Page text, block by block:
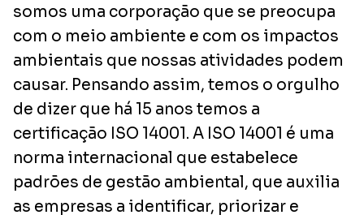
somos uma corporação que se preocupa
com o meio ambiente e com os impactos
ambientais que nossas atividades podem
causar. Pensando assim, temos o orgulho
de dizer que há 15 anos temos a
certificação ISO 14001. A ISO 14001 é uma
norma internacional que estabelece
padrões de gestão ambiental, que auxilia
as empresas a identificar, priorizar e